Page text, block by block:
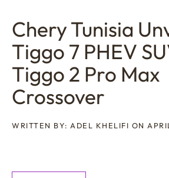
Chery Tunisia
Tiggo 7 PHEV
Tiggo 2 Pro Max
Crossover
WRITTEN BY: ADEL KHELIFI ON